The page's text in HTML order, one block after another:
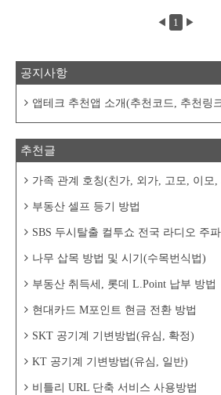
의 가상자산 거래소
리움 등 가상자산을
음인 친구 초대하고
초대 이벤트가 5월
벤트 기간 동안 빗썸
하면, 초대한 ..
◀ 1 ▶
공지사항
앱테크 추천앱 소개(추천코드, 추천링
추천글
가족 관계 호칭(친가, 외가, 고모, 이모,
부동산 셀프 등기 방법
SBS 두시탈출 컬투쇼 전국 라디오 주
나무 삽목 방법 및 시기(수목번식법)
부동산 취득세, 롯데 L.Point 납부 방법
현대카드 M포인트 현금 전환 방법
SKT 공기계 기변방법(유심, 확정)
KT 공기계 기변방법(유심, 일반)
비틀리 URL 단축 서비스 사용방법